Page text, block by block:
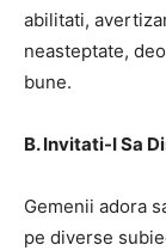
abilitati,
neasteptate,
bune.
B. Invitati-I Sa
Gemenii adora
pe diverse